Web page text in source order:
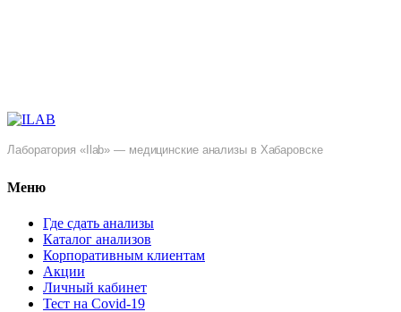
Лаборатория «Ilab» — медицинские анализы в Хабаровске
Меню
Где сдать анализы
Каталог анализов
Корпоративным клиентам
Акции
Личный кабинет
Тест на Covid-19